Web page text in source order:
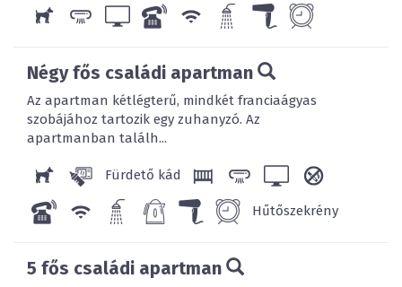
Négy fős családi apartman
Az apartman kétlégterű, mindkét franciaágyas
szobájához tartozik egy zuhanyzó. Az
apartmanban találh...
Fürdető kád
Hűtőszekrény
5 fős családi apartman